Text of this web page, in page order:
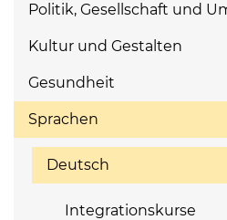
Politik, Gesellschaft und
Kultur und Gestalten
Gesundheit
Sprachen
Deutsch
Integrationskurse